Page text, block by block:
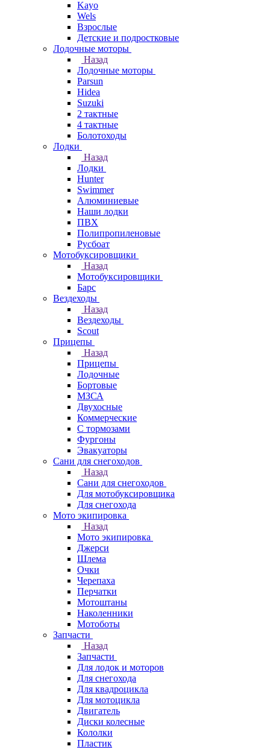
Kayo
Wels
Взрослые
Детские и подростковые
Лодочные моторы
Назад
Лодочные моторы
Parsun
Hidea
Suzuki
2 тактные
4 тактные
Болотоходы
Лодки
Назад
Лодки
Hunter
Swimmer
Алюминиевые
Наши лодки
ПВХ
Полипропиленовые
Русбоат
Мотобуксировщики
Назад
Мотобуксировщики
Барс
Вездеходы
Назад
Вездеходы
Scout
Прицепы
Назад
Прицепы
Лодочные
Бортовые
МЗСА
Двухосные
Коммерческие
С тормозами
Фургоны
Эвакуаторы
Сани для снегоходов
Назад
Сани для снегоходов
Для мотобуксировщика
Для снегохода
Мото экипировка
Назад
Мото экипировка
Джерси
Шлема
Очки
Черепаха
Перчатки
Мотоштаны
Наколенники
Мотоботы
Запчасти
Назад
Запчасти
Для лодок и моторов
Для снегохода
Для квадроцикла
Для мотоцикла
Двигатель
Диски колесные
Кололки
Пластик